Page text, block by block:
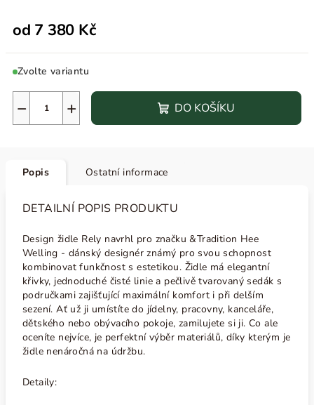
od 7 380 Kč
Zvolte variantu
+
− DO KOŠÍKU
Popis Ostatní informace
DETAILNÍ POPIS PRODUKTU
Design židle Rely navrhl pro značku &Tradition Hee
Welling - dánský designérznámý pro svou schopnost
kombinovat funkčnost s estetikou. Židle máelegantní
křivky, jednoduché čisté linie a pečlivě tvarovaný sedák s
područkami zajišťující maximální komfort i při delším
sezení. Ať už ji umístíte do jídelny, pracovny, kanceláře,
dětského nebo obývacího pokoje, zamilujete si ji. Co ale
oceníte nejvíce, je perfektní výběr materiálů, díky kterým je
židle nenáročná na údržbu.
Detaily: